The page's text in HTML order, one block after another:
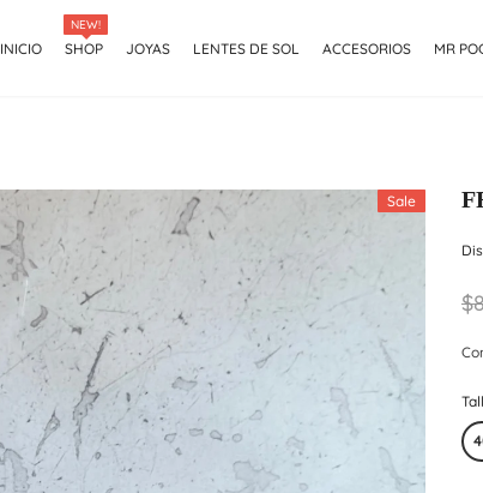
INICIO SHOP
NEW!
JOYAS LENTES DE SOL ACCESORIOS MR
Sale